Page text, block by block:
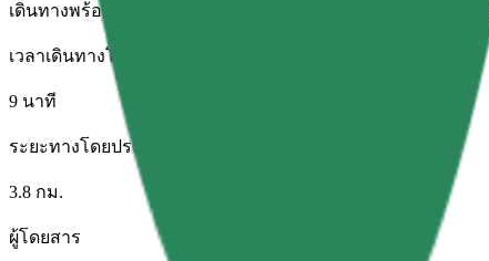
เดินทางพร้อมสัตว์เลี้ยงของคุณ สุนัขต้องสวมตะกร้อครอบปาก
เวลาเดินทางโดยประมาณ
9 นาที
ระยะทางโดยประมาณ
3.8 กม.
ผู้โดยสาร